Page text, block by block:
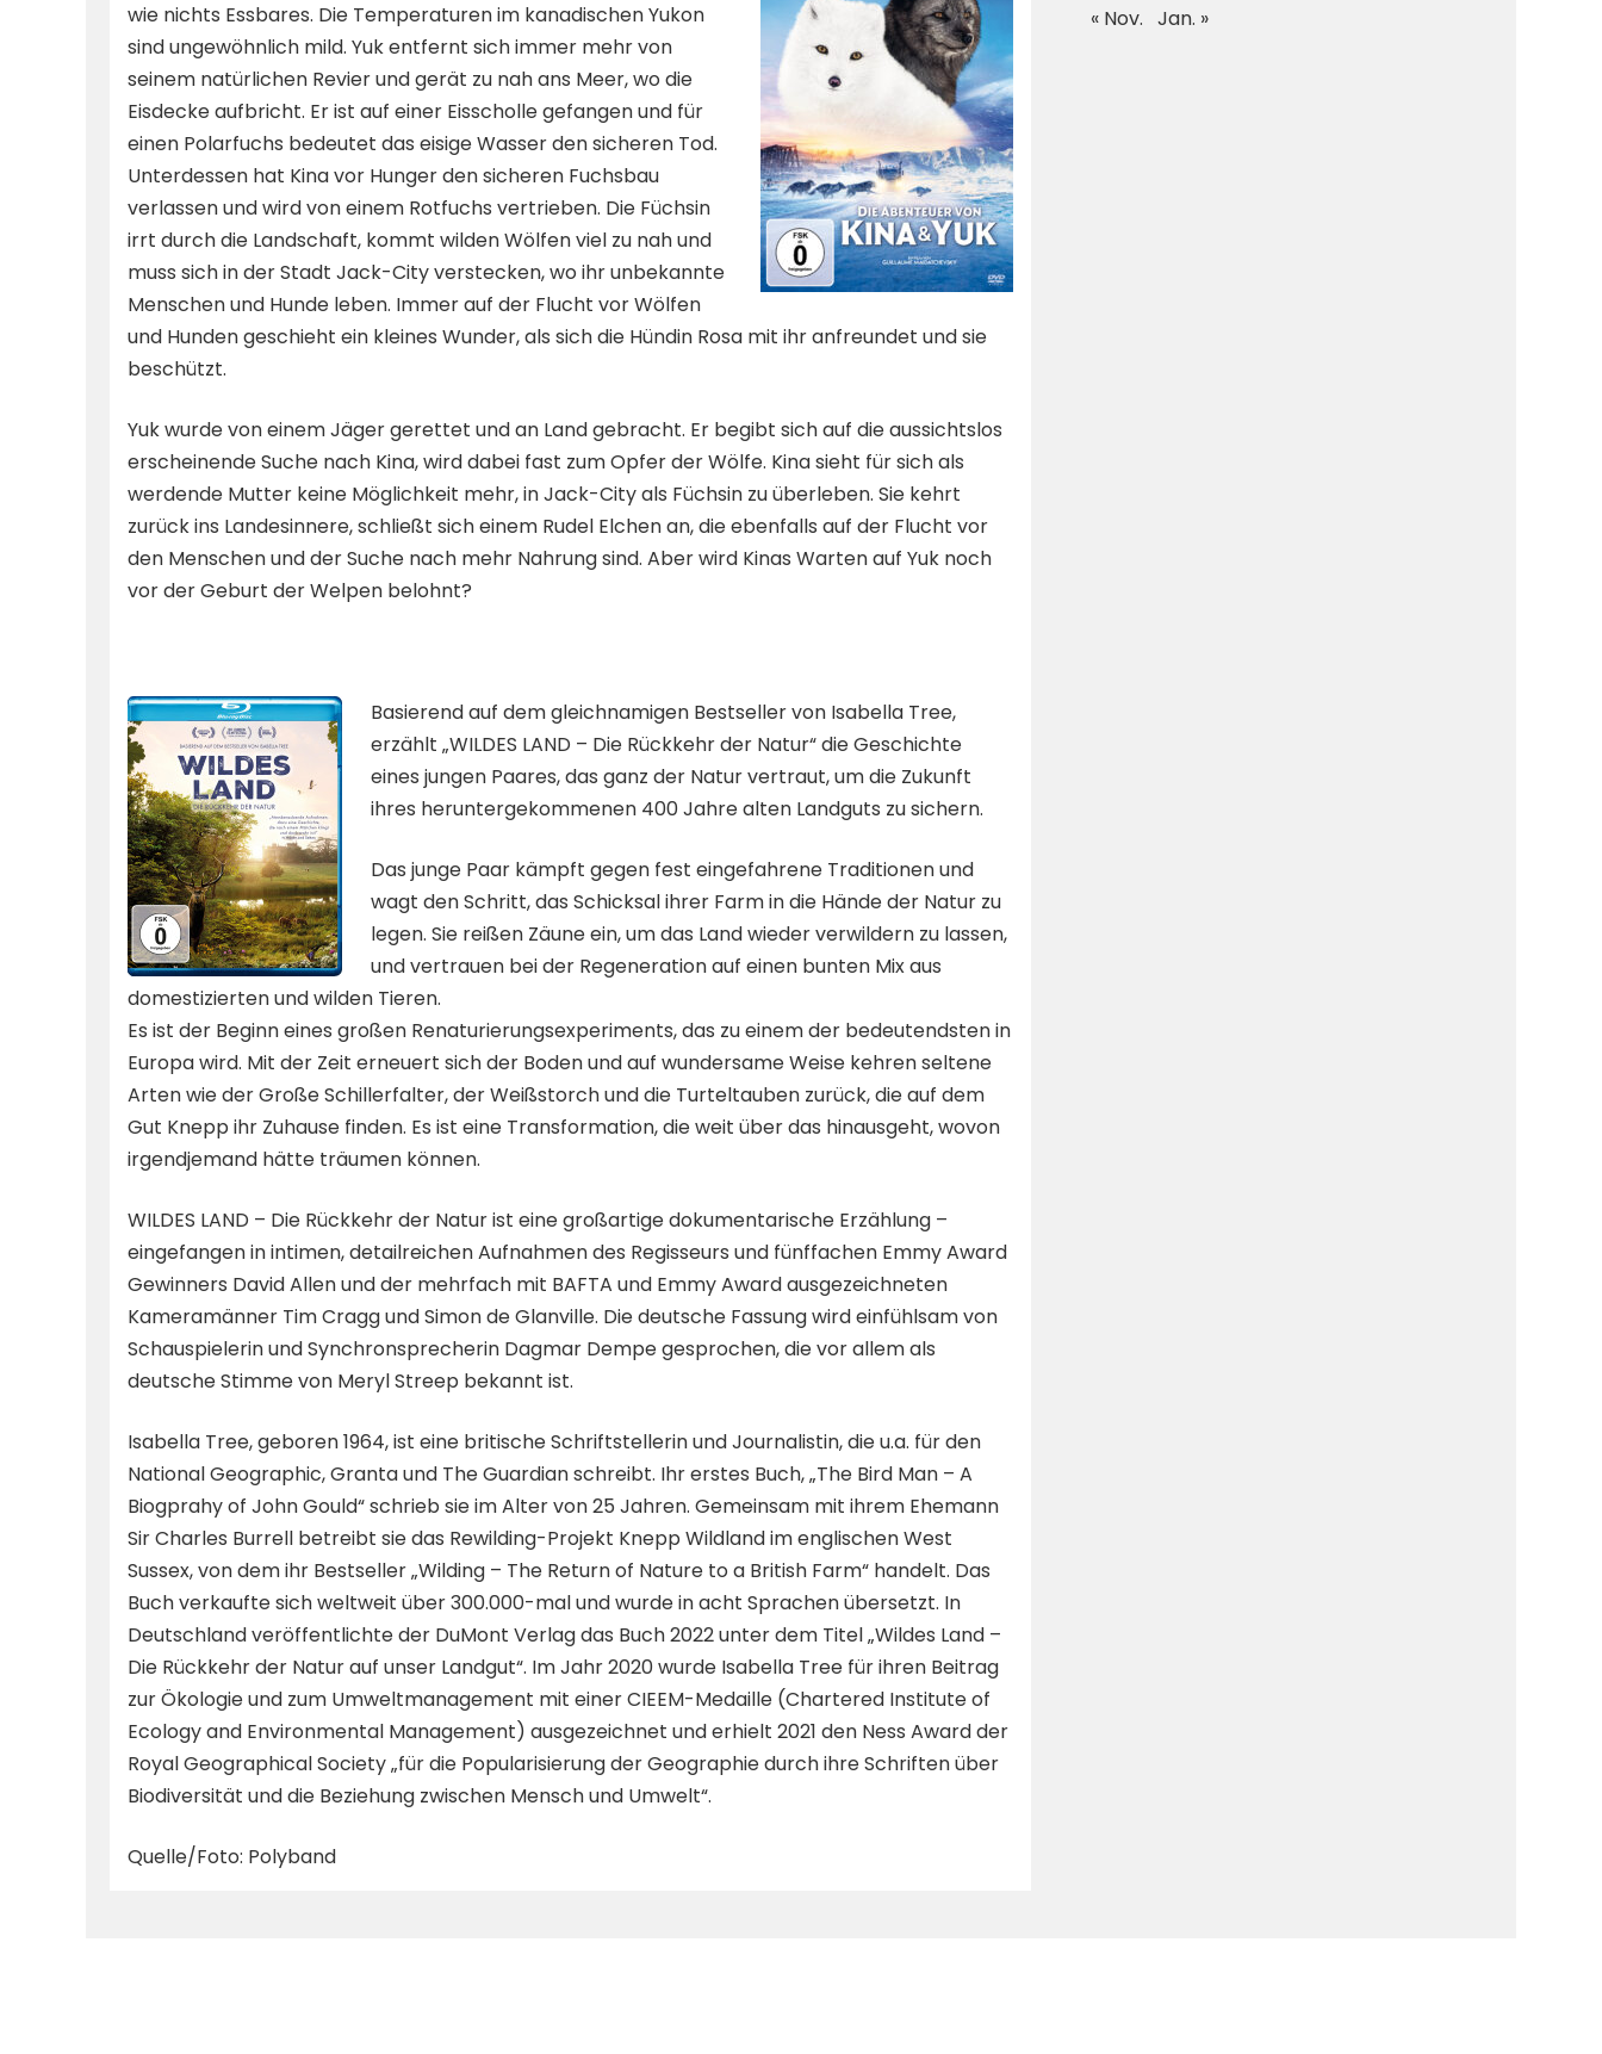
wie nichts Essbares. Die Temperaturen im kanadischen Yukon
sind ungewöhnlich mild. Yuk entfernt sich immer mehr von
seinem natürlichen Revier und gerät zu nah ans Meer, wo die
Eisdecke aufbricht. Er ist auf einer Eisscholle gefangen und für
einen Polarfuchs bedeutet das eisige Wasser den sicheren Tod.
Unterdessen hat Kina vor Hunger den sicheren Fuchsbau
verlassen und wird von einem Rotfuchs vertrieben. Die Füchsin
irrt durch die Landschaft, kommt wilden Wölfen viel zu nah und
muss sich in der Stadt Jack-City verstecken, wo ihr unbekannte
Menschen und Hunde leben. Immer auf der Flucht vor Wölfen
und Hunden geschieht ein kleines Wunder, als sich die Hündin Rosa mit ihr anfreundet und sie
beschützt.
Yuk wurde von einem Jäger gerettet und an Land gebracht. Er begibt sich auf die aussichtslos
erscheinende Suche nach Kina, wird dabei fast zum Opfer der Wölfe. Kina sieht für sich als
werdende Mutter keine Möglichkeit mehr, in Jack-City als Füchsin zu überleben. Sie kehrt
zurück ins Landesinnere, schließt sich einem Rudel Elchen an, die ebenfalls auf der Flucht vor
den Menschen und der Suche nach mehr Nahrung sind. Aber wird Kinas Warten auf Yuk noch
vor der Geburt der Welpen belohnt?
Basierend auf dem gleichnamigen Bestseller von Isabella Tree,
erzählt „WILDES LAND – Die Rückkehr der Natur“ die Geschichte
eines jungen Paares, das ganz der Natur vertraut, um die Zukunft
ihres heruntergekommenen 400 Jahre alten Landguts zu sichern.
Das junge Paar kämpft gegen fest eingefahrene Traditionen und
wagt den Schritt, das Schicksal ihrer Farm in die Hände der Natur zu
legen. Sie reißen Zäune ein, um das Land wieder verwildern zu lassen,
und vertrauen bei der Regeneration auf einen bunten Mix aus
domestizierten und wilden Tieren.
Es ist der Beginn eines großen Renaturierungsexperiments, das zu einem der bedeutendsten in
Europa wird. Mit der Zeit erneuert sich der Boden und auf wundersame Weise kehren seltene
Arten wie der Große Schillerfalter, der Weißstorch und die Turteltauben zurück, die auf dem
Gut Knepp ihr Zuhause finden. Es ist eine Transformation, die weit über das hinausgeht, wovon
irgendjemand hätte träumen können.
WILDES LAND – Die Rückkehr der Natur ist eine großartige dokumentarische Erzählung –
eingefangen in intimen, detailreichen Aufnahmen des Regisseurs und fünffachen Emmy Award
Gewinners David Allen und der mehrfach mit BAFTA und Emmy Award ausgezeichneten
Kameramänner Tim Cragg und Simon de Glanville. Die deutsche Fassung wird einfühlsam von
Schauspielerin und Synchronsprecherin Dagmar Dempe gesprochen, die vor allem als
deutsche Stimme von Meryl Streep bekannt ist.
Isabella Tree, geboren 1964, ist eine britische Schriftstellerin und Journalistin, die u.a. für den
National Geographic, Granta und The Guardian schreibt. Ihr erstes Buch, „The Bird Man – A
Biogprahy of John Gould“ schrieb sie im Alter von 25 Jahren. Gemeinsam mit ihrem Ehemann
Sir Charles Burrell betreibt sie das Rewilding-Projekt Knepp Wildland im englischen West
Sussex, von dem ihr Bestseller „Wilding – The Return of Nature to a British Farm“ handelt. Das
Buch verkaufte sich weltweit über 300.000-mal und wurde in acht Sprachen übersetzt. In
Deutschland veröffentlichte der DuMont Verlag das Buch 2022 unter dem Titel „Wildes Land –
Die Rückkehr der Natur auf unser Landgut“. Im Jahr 2020 wurde Isabella Tree für ihren Beitrag
zur Ökologie und zum Umweltmanagement mit einer CIEEM-Medaille (Chartered Institute of
Ecology and Environmental Management) ausgezeichnet und erhielt 2021 den Ness Award der
Royal Geographical Society „für die Popularisierung der Geographie durch ihre Schriften über
Biodiversität und die Beziehung zwischen Mensch und Umwelt“.
Quelle/Foto: Polyband
« Nov. Jan. »